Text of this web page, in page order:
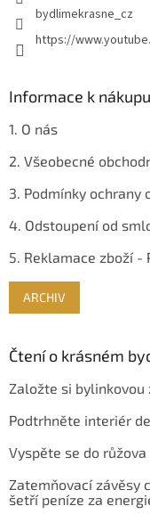
bydlimekrasne_cz
https://
Informace k nákupu
1. O nás
2. Všeobecné
3. Podmínky ochrany
4. Odstoupení od
5. Reklamace zboží -
ARCHIV
Čtení o krásném
Založte si bylinkovou
Podtrhněte interiér
Vyspěte se do růžova
Zatemňovací závěsy
šetří peníze za